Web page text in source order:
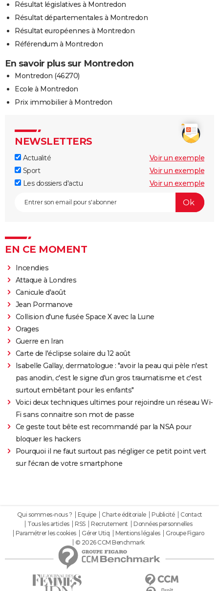
Résultat législatives à Montredon
Résultat départementales à Montredon
Résultat européennes à Montredon
Référendum à Montredon
En savoir plus sur Montredon
Montredon (46270)
Ecole à Montredon
Prix immobilier à Montredon
NEWSLETTERS
Actualité
Voir un exemple
Sport
Voir un exemple
Les dossiers d'actu
Voir un exemple
EN CE MOMENT
Incendies
Attaque à Londres
Canicule d'août
Jean Pormanove
Collision d'une fusée Space X avec la Lune
Orages
Guerre en Iran
Carte de l'éclipse solaire du 12 août
Isabelle Gallay, dermatologue : "avoir la peau qui pèle n'est
pas anodin, c'est le signe d'un gros traumatisme et c'est
surtout embêtant pour les enfants"
Voici deux techniques ultimes pour rejoindre un réseau Wi-
Fi sans connaitre son mot de passe
Ce geste tout bête est recommandé par la NSA pour
bloquer les hackers
Pourquoi il ne faut surtout pas négliger ce petit point vert
sur l'écran de votre smartphone
Qui sommes-nous ? Equipe Charte éditoriale Publicité
Contact
Tous les articles
RSS Recrutement
Données personnelles
Paramétrer les cookies
Gérer Utiq Mentions légales
Groupe Figaro
© 2026 CCM Benchmark